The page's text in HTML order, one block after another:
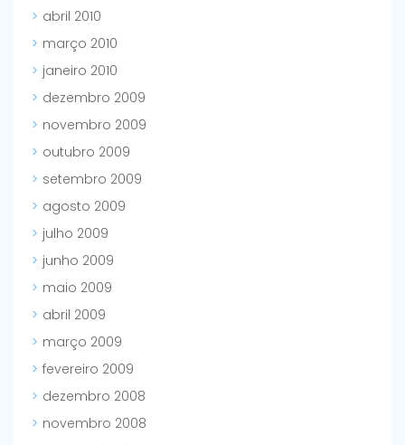
abril 2010
março 2010
janeiro 2010
dezembro 2009
novembro 2009
outubro 2009
setembro 2009
agosto 2009
julho 2009
junho 2009
maio 2009
abril 2009
março 2009
fevereiro 2009
dezembro 2008
novembro 2008